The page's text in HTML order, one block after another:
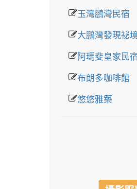
玉灣鵬灣民宿
大鵬灣發現祕
阿瑪斐皇家民
布朗多咖啡館
悠悠雅築